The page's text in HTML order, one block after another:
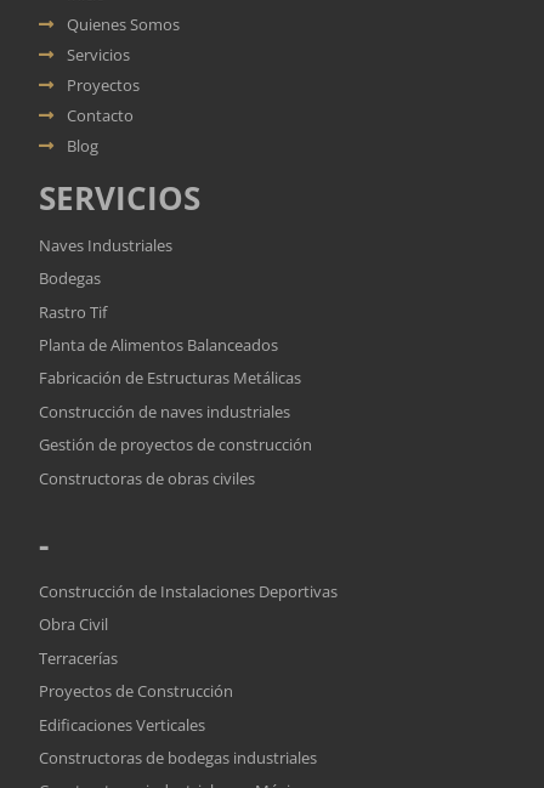
Quienes Somos
Servicios
Proyectos
Contacto
Blog
SERVICIOS
Naves Industriales
Bodegas
Rastro Tif
Planta de Alimentos Balanceados
Fabricación de Estructuras Metálicas
Construcción de naves industriales
Gestión de proyectos de construcción
Constructoras de obras civiles
-
Construcción de Instalaciones Deportivas
Obra Civil
Terracerías
Proyectos de Construcción
Edificaciones Verticales
Constructoras de bodegas industriales